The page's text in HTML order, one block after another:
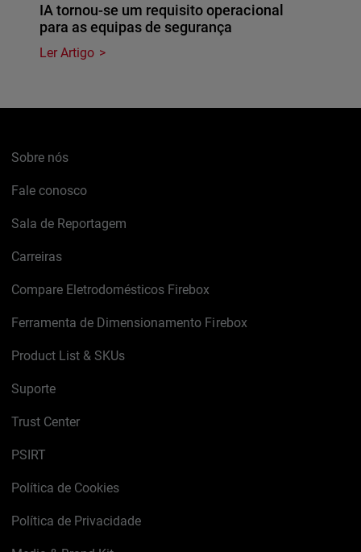
IA tornou-se um requisito operacional
para as equipas de segurança
Ler Artigo
Sobre nós
Fale conosco
Sala de Reportagem
Carreiras
Compare Eletrodomésticos Firebox
Ferramenta de Dimensionamento Firebox
Product List & SKUs
Suporte
Trust Center
PSIRT
Política de Cookies
Política de Privacidade